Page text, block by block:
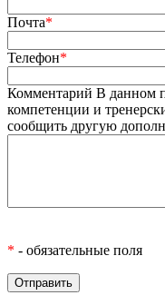
Почта*
Телефон*
Комментарий В данном
компетенции и
сообщить другую
* - обязательные поля